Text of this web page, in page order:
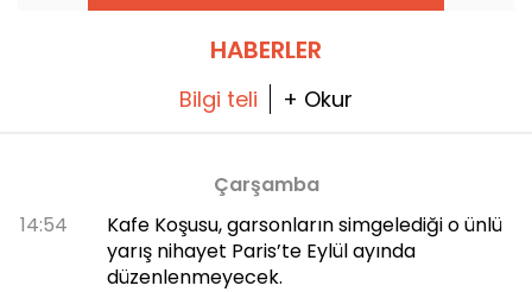
HABERLER
Bilgi teli + Okur
Çarşamba
14:54
Kafe Koşusu, garsonların simgelediği o ünlü
yarış nihayet Paris’te Eylül ayında
düzenlenmeyecek.